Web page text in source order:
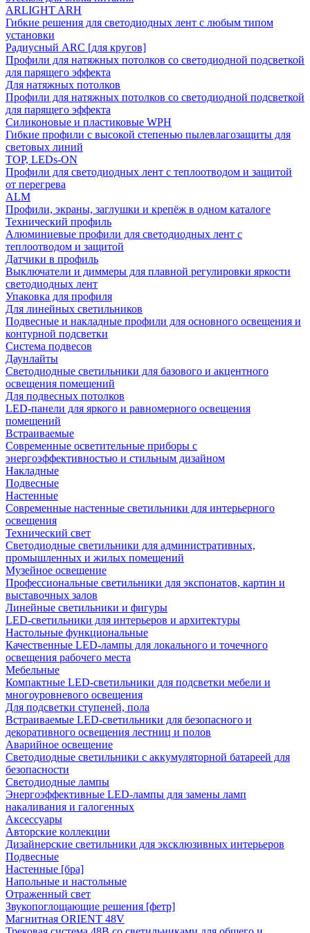
ARLIGHT ARH
Гибкие решения для светодиодных лент с любым типом
установки
Радиусный ARC [для кругов]
Профили для натяжных потолков со светодиодной подсветкой
для парящего эффекта
Для натяжных потолков
Профили для натяжных потолков со светодиодной подсветкой
для парящего эффекта
Силиконовые и пластиковые WPH
Гибкие профили с высокой степенью пылевлагозащиты для
световых линий
TOP, LEDs-ON
Профили для светодиодных лент с теплоотводом и защитой
от перегрева
ALM
Профили, экраны, заглушки и крепёж в одном каталоге
Технический профиль
Алюминиевые профили для светодиодных лент с
теплоотводом и защитой
Датчики в профиль
Выключатели и диммеры для плавной регулировки яркости
светодиодных лент
Упаковка для профиля
Для линейных светильников
Подвесные и накладные профили для основного освещения и
контурной подсветки
Система подвесов
Даунлайты
Светодиодные светильники для базового и акцентного
освещения помещений
Для подвесных потолков
LED-панели для яркого и равномерного освещения
помещений
Встраиваемые
Современные осветительные приборы с
энергоэффективностью и стильным дизайном
Накладные
Подвесные
Настенные
Современные настенные светильники для интерьерного
освещения
Технический свет
Светодиодные светильники для административных,
промышленных и жилых помещений
Музейное освещение
Профессиональные светильники для экспонатов, картин и
выставочных залов
Линейные светильники и фигуры
LED-светильники для интерьеров и архитектуры
Настольные функциональные
Качественные LED-лампы для локального и точечного
освещения рабочего места
Мебельные
Компактные LED-светильники для подсветки мебели и
многоуровневого освещения
Для подсветки ступеней, пола
Встраиваемые LED-светильники для безопасного и
декоративного освещения лестниц и полов
Аварийное освещение
Светодиодные светильники с аккумуляторной батареей для
безопасности
Светодиодные лампы
Энергоэффективные LED-лампы для замены ламп
накаливания и галогенных
Аксессуары
Авторские коллекции
Дизайнерские светильники для эксклюзивных интерьеров
Подвесные
Настенные [бра]
Напольные и настольные
Отраженный свет
Звукопоглощающие решения [фетр]
Магнитная ORIENT 48V